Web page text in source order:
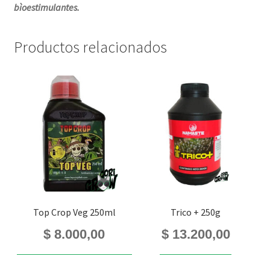
bìoestimulantes.
Productos relacionados
Top Crop Veg 250ml
$ 8.000,00
Trico + 250g
$13.200,00